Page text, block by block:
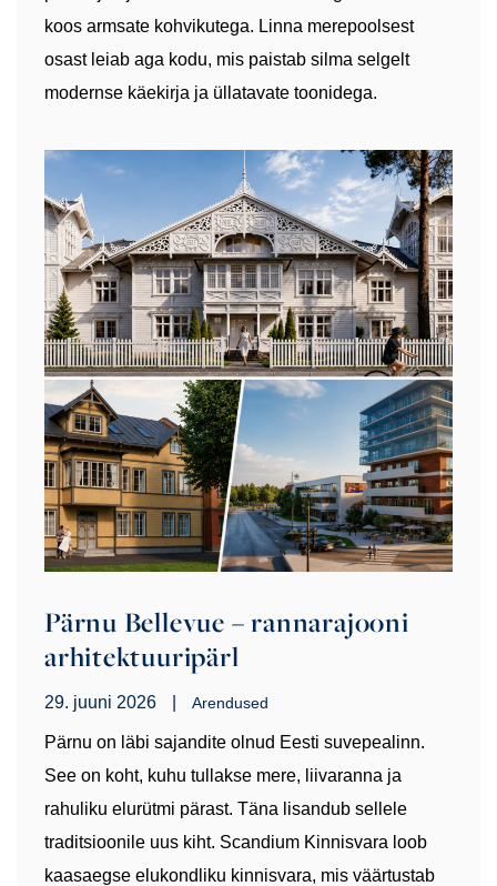
koos armsate kohvikutega. Linna merepoolsest
osast leiab aga kodu, mis paistab silma selgelt
modernse käekirja ja üllatavate toonidega.
Pärnu Bellevue – rannarajooni
arhitektuuripärl
29. juuni 2026 Arendused
Pärnu on läbi sajandite olnud Eesti suvepealinn.
See on koht, kuhu tullakse mere, liivaranna ja
rahuliku elurütmi pärast. Täna lisandub sellele
traditsioonile uus kiht. Scandium Kinnisvara loob
kaasaegse elukondliku kinnisvara, mis väärtustab